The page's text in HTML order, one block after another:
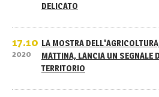
DELICATO
17.10
2020
LA MOSTRA
MATTINA, LANCIA UN SEGNALE
TERRITORIO